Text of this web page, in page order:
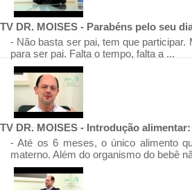
TV DR. MOISES - Parabéns pelo seu
- Não basta ser pai, tem que
para ser pai. Falta o tempo, falta a ...
TV DR. MOISES - Introdução
- Até os 6 meses, o único alimento
materno. Além do organismo do bebê